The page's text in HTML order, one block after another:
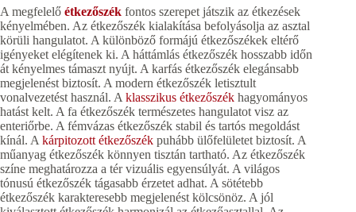
A megfelelő étkezőszék fontos szerepet játszik az étkezések
kényelmében. Az étkezőszék kialakítása befolyásolja az asztal
körüli hangulatot. A különböző formájú étkezőszékek eltérő
igényeket elégítenek ki. A háttámlás étkezőszék hosszabb időn
át kényelmes támaszt nyújt. A karfás étkezőszék elegánsabb
megjelenést biztosít. A modern étkezőszék letisztult
vonalvezetést használ. A klasszikus étkezőszék hagyományos
hatást kelt. A fa étkezőszék természetes hangulatot visz az
enteriőrbe. A fémvázas étkezőszék stabil és tartós megoldást
kínál. A kárpitozott étkezőszék puhább ülőfelületet biztosít. A
műanyag étkezőszék könnyen tisztán tartható. Az étkezőszék
színe meghatározza a tér vizuális egyensúlyát. A világos
tónusú étkezőszék tágasabb érzetet adhat. A sötétebb
étkezőszék karakteresebb megjelenést kölcsönöz. A jól